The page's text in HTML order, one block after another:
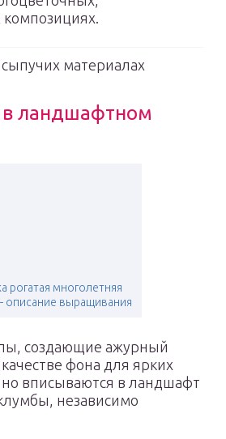
материалах
ландшафтном
рогатая многолетняя
описание выращивания
создающие ажурный
фона для ярких
вписываются в ландшафт
независимо